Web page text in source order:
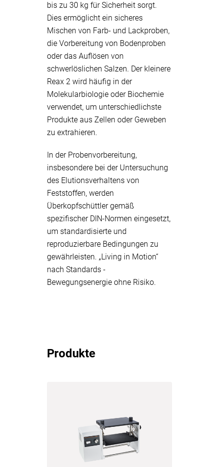
bis zu 30 kg für Sicherheit sorgt.
Dies ermöglicht ein sicheres
Mischen von Farb- und Lackproben,
die Vorbereitung von Bodenproben
oder das Auflösen von
schwerlöslichen Salzen. Der kleinere
Reax 2 wird häufig in der
Molekularbiologie oder Biochemie
verwendet, um unterschiedlichste
Produkte aus Zellen oder Geweben
zu extrahieren.
In der Probenvorbereitung,
insbesondere bei der Untersuchung
des Elutionsverhaltens von
Feststoffen, werden
Überkopfschüttler gemäß
spezifischer DIN-Normen eingesetzt,
um standardisierte und
reproduzierbare Bedingungen zu
gewährleisten. „Living in Motion“
nach Standards -
Bewegungsenergie ohne Risiko.
Produkte